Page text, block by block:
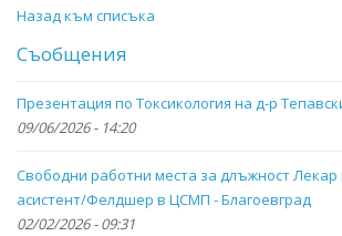
Назад към списъка
Съобщения
Презентация по Токсикология на д-р
09/06/2026 - 14:20
Свободни работни места за длъжност Лекар
асистент/Фелдшер в ЦСМП - Благоевград
02/02/2026 - 09:31